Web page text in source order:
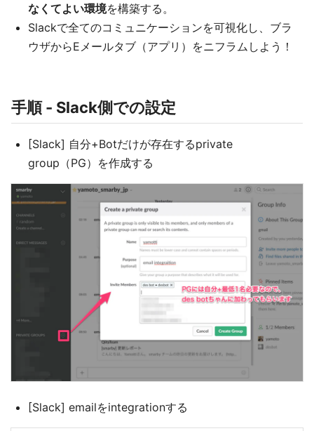
なくてよい環境を構築する。
Slackで全てのコミュニケーションを可視化し、ブラ
ウザからEメールタブ（アプリ）をニフラムしよう！
手順 - Slack側での設定
[Slack] 自分+Botだけが存在するprivate
group（PG）を作成する
[Slack] emailをintegrationする